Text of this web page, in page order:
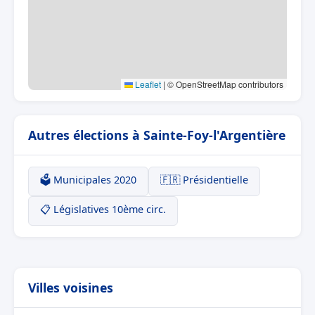
Leaflet | © OpenStreetMap contributors
Autres élections à Sainte-Foy-l'Argentière
🗳️ Municipales 2020 🇫🇷 Présidentielle
📋 Législatives 10ème circ.
Villes voisines